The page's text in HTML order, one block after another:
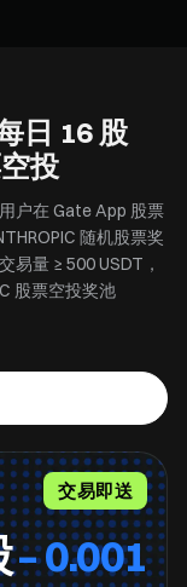
日 ⁦16⁩ 股
投
户在 Gate App 股票
随机股票奖
易量 ≥ ⁦500⁩ USDT，
票空投奖池。
交易即送
0.001 – 0.005